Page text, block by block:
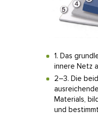
1. Das
innere Netz
2–3. Die
Materials,
und